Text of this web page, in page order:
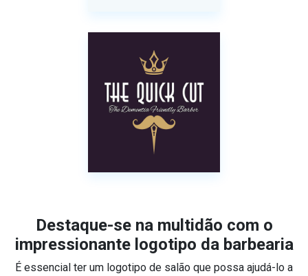
Destaque-se na multidão com o
impressionante logotipo da barbearia
É essencial ter um logotipo de salão que possa ajudá-lo a